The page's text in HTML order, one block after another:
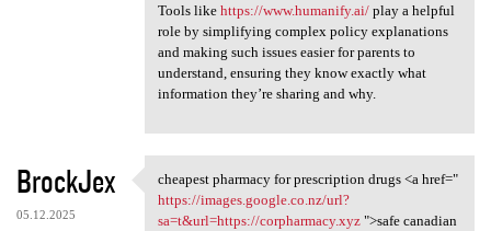
Tools like https://www.humanify.ai/play a helpful
role by simplifying complex policy explanations
and making such issues easier for parents to
understand, ensuring they know exactly what
information they’re sharing and why.
BrockJex
05.12.2025
cheapest pharmacy for
cheapest pharmacy for prescription drugs <a href="
https://images.google.co.nz/url?
sa=t&url=https://corpharmacy.xyz">safe canadian